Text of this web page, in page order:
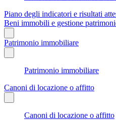
Piano degli indicatori e risultati
Beni immobili e gestione
Patrimonio immobiliare
Patrimonio immobiliare
Canoni di locazione o affitto
Canoni di locazione o affitto